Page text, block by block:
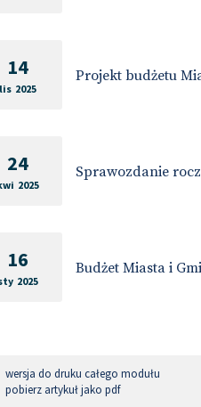
14
lis 2025
Projekt budżetu
24
2025
Sprawozdanie
16
2025
Budżet Miasta i
wersja do druku całego modułu
pobierz artykuł jako pdf